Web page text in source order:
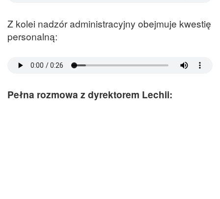
Z kolei nadzór administracyjny obejmuje kwestię
personalną:
Pełna rozmowa z dyrektorem Lechii: